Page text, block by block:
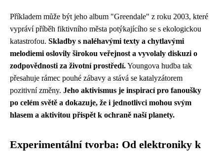
Příkladem může být jeho album "Greendale" z roku 2003, které
vypráví příběh fiktivního města potýkajícího se s ekologickou
katastrofou. Skladby s naléhavými texty a chytlavými
melodiemi oslovily širokou veřejnost a vyvolaly diskuzi o
zodpovědnosti za životní prostředí.Youngova hudba tak
přesahuje rámec pouhé zábavy a stává se katalyzátorem
pozitivní změny. Jeho aktivismus je inspirací pro fanoušky
po celém světě a dokazuje, že i jednotlivci mohou svým
hlasem a aktivitou přispět k ochraně naší planety.
Experimentální tvorba: Od elektroniky k